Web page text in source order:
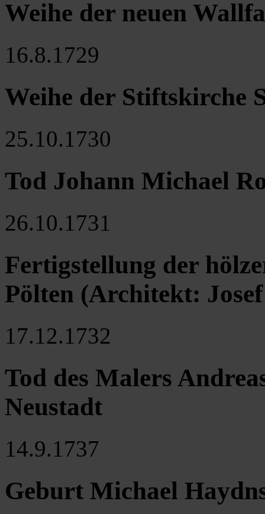
Weihe der neuen
16.8.1729
Weihe der Stiftskirche
25.10.1730
Tod Johann Michael
26.10.1731
Fertigstellung der
Pölten (Architekt:
17.12.1732
Tod des Malers
Neustadt
14.9.1737
Geburt Michael